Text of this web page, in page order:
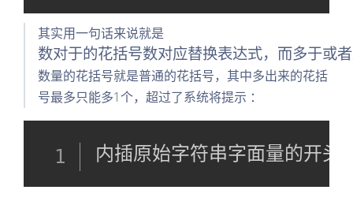
其实用一句话来说就是
于的
花括
号数
对应
替换
表达
式，
数对于的花括号数对应替换表达式，而多于或
数量的花括号就是普通的花括号，其中多出来的花括
号最多只能多1个，超过了系统将提示 ：
内插原始字符串字面量的开